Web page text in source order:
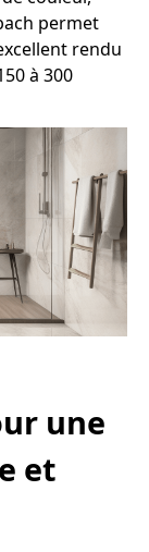
permet
rendu
à 300
une
et